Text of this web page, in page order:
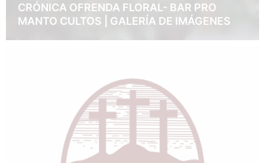
CRÓNICA OFRENDA FLORAL- BAR PRO
MANTO CULTOS | GALERÍA DE IMÁGENES